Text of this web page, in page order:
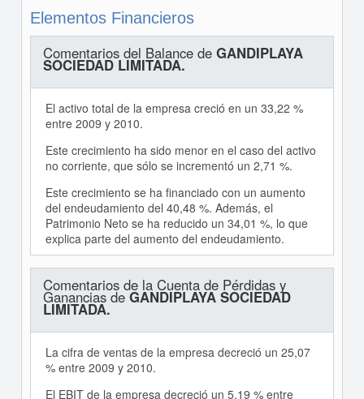
Elementos Financieros
Comentarios del Balance de GANDIPLAYA
SOCIEDAD LIMITADA.
El activo total de la empresa creció en un 33,22 %
entre 2009 y 2010.
Este crecimiento ha sido menor en el caso del activo
no corriente, que sólo se incrementó un 2,71 %.
Este crecimiento se ha financiado con un aumento
del endeudamiento del 40,48 %. Además, el
Patrimonio Neto se ha reducido un 34,01 %, lo que
explica parte del aumento del endeudamiento.
Comentarios de la Cuenta de Pérdidas y
Ganancias deGANDIPLAYA SOCIEDAD
LIMITADA.
La cifra de ventas de la empresa decreció un 25,07
% entre 2009 y 2010.
El EBIT de la empresa decreció un 5,19 % entre